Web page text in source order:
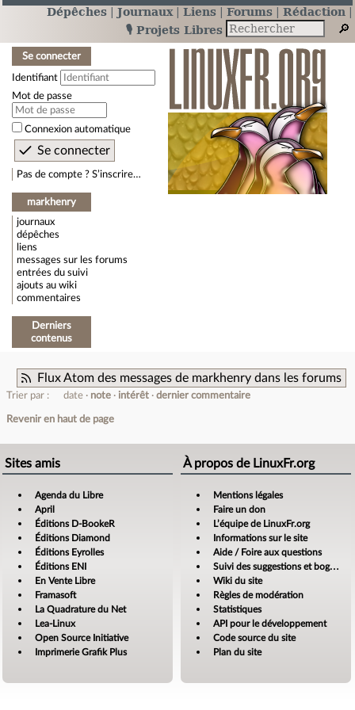
Dépêches Journaux Liens Forums
Rédaction
🎙️ Projets Libres
Se connecter
Identifiant
Mot de passe
Connexion automatique
Pas de compte ? S’inscrire…
markhenry
journaux
dépêches
liens
messages sur les forums
entrées du suivi
ajouts au wiki
commentaires
Derniers
contenus
Flux Atom des messages de markhenry dans les forums
Trier par : date note intérêt dernier commentaire
Revenir en haut de page
Sites amis
Agenda du Libre
April
Éditions D-BookeR
Éditions Diamond
Éditions Eyrolles
Éditions ENI
En Vente Libre
Framasoft
La Quadrature du Net
Lea-Linux
Open Source Initiative
Imprimerie Grafik Plus
À propos de LinuxFr.org
Mentions légales
Faire un don
L’équipe de LinuxFr.org
Informations sur le site
Aide / Foire aux questions
Suivi des suggestions et bogues
Wiki du site
Règles de modération
Statistiques
API pour le développement
Code source du site
Plan du site